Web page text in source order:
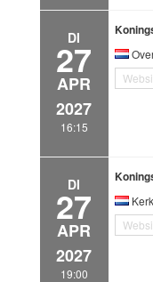
DI
27
APR
2027
16:15
DI
27
APR
2027
19:00